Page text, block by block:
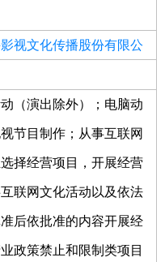
视文化传播股份有限公
（演出除外）；电脑动
节目制作；从事互联网
择经营项目，开展经营
联网文化活动以及依法
后依批准的内容开展经
政策禁止和限制类项目